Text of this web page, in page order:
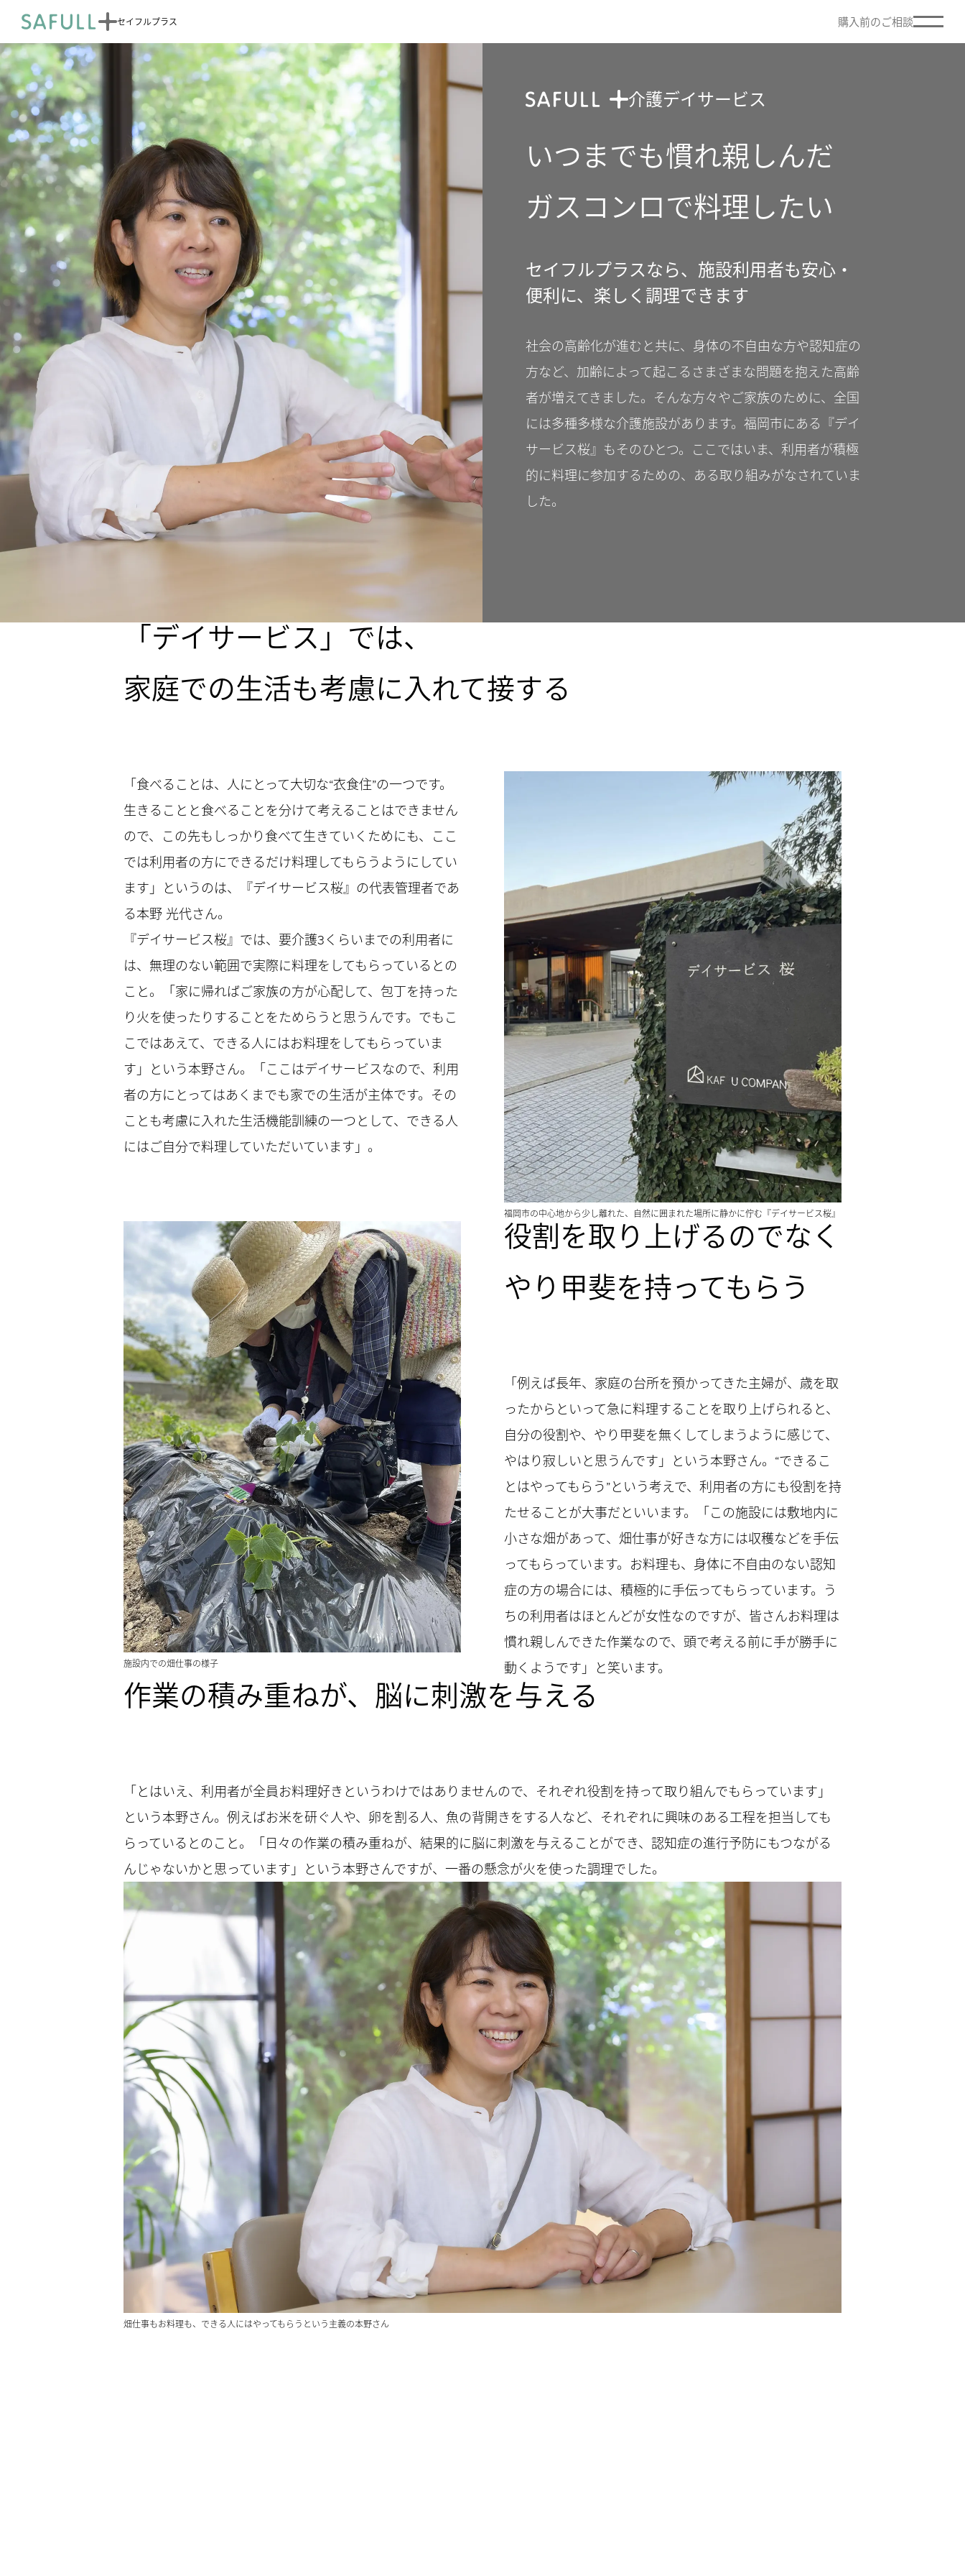
セイフルプラス 購入前のご相談
介護デイサービス
いつまでも慣れ親しんだ
ガスコンロで料理したい
セイフルプラスなら、施設利用者も安心・
便利に、楽しく調理できます
社会の高齢化が進むと共に、身体の不自由な方や認知症の
方など、加齢によって起こるさまざまな問題を抱えた高齢
者が増えてきました。そんな方々やご家族のために、全国
には多種多様な介護施設があります。福岡市にある『デイ
サービス桜』もそのひとつ。ここではいま、利用者が積極
的に料理に参加するための、ある取り組みがなされていま
した。
「デイサービス」では、
家庭での生活も考慮に入れて接する
「食べることは、人にとって大切な“衣食住”の一つです。
生きることと食べることを分けて考えることはできません
ので、この先もしっかり食べて生きていくためにも、ここ
では利用者の方にできるだけ料理してもらうようにしてい
ます」というのは、『デイサービス桜』の代表管理者であ
る本野 光代さん。
『デイサービス桜』では、要介護3くらいまでの利用者に
は、無理のない範囲で実際に料理をしてもらっているとの
こと。「家に帰ればご家族の方が心配して、包丁を持った
り火を使ったりすることをためらうと思うんです。でもこ
こではあえて、できる人にはお料理をしてもらっていま
す」という本野さん。「ここはデイサービスなので、利用
者の方にとってはあくまでも家での生活が主体です。その
ことも考慮に入れた生活機能訓練の一つとして、できる人
にはご自分で料理していただいています」。
福岡市の中心地から少し離れた、自然に囲まれた場所に静かに佇む『デイサービス桜』
役割を取り上げるのでなく
やり甲斐を持ってもらう
「例えば長年、家庭の台所を預かってきた主婦が、歳を取
ったからといって急に料理することを取り上げられると、
自分の役割や、やり甲斐を無くしてしまうように感じて、
やはり寂しいと思うんです」という本野さん。“できるこ
とはやってもらう”という考えで、利用者の方にも役割を持
たせることが大事だといいます。「この施設には敷地内に
小さな畑があって、畑仕事が好きな方には収穫などを手伝
ってもらっています。お料理も、身体に不自由のない認知
症の方の場合には、積極的に手伝ってもらっています。う
ちの利用者はほとんどが女性なのですが、皆さんお料理は
慣れ親しんできた作業なので、頭で考える前に手が勝手に
動くようです」と笑います。
施設内での畑仕事の様子
作業の積み重ねが、脳に刺激を与える
「とはいえ、利用者が全員お料理好きというわけではありませんので、それぞれ役割を持って取り組んでもらっています」
という本野さん。例えばお米を研ぐ人や、卵を割る人、魚の背開きをする人など、それぞれに興味のある工程を担当しても
らっているとのこと。「日々の作業の積み重ねが、結果的に脳に刺激を与えることができ、認知症の進行予防にもつながる
んじゃないかと思っています」という本野さんですが、一番の懸念が火を使った調理でした。
畑仕事もお料理も、できる人にはやってもらうという主義の本野さん